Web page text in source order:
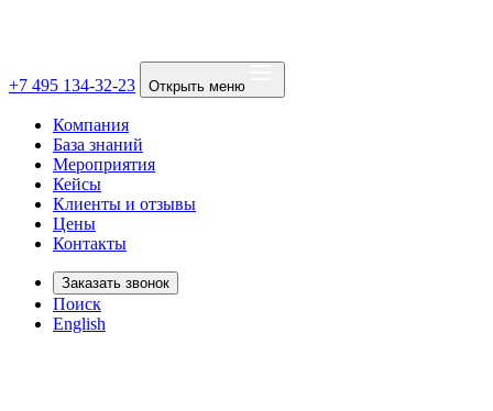
+7 495 134-32-23 Открыть меню
Компания
База знаний
Мероприятия
Кейсы
Клиенты и отзывы
Цены
Контакты
Заказать звонок
Поиск
English